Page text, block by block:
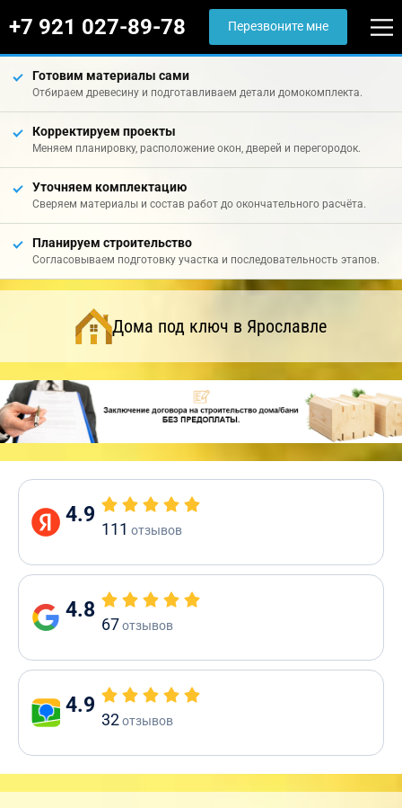
+7 921 027-89-78 Перезвоните мне
Готовим материалы сами
Отбираем древесину и подготавливаем детали домокомплекта.
Корректируем проекты
Меняем планировку, расположение окон, дверей и перегородок.
Уточняем комплектацию
Сверяем материалы и состав работ до окончательного расчёта.
Планируем строительство
Согласовываем подготовку участка и последовательность этапов.
Дома под ключ в Ярославле
4.9
111 отзывов
4.8
67отзывов
4.9
32отзывов